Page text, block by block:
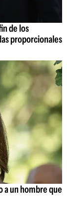
de los
proporcionales
a un hombre que